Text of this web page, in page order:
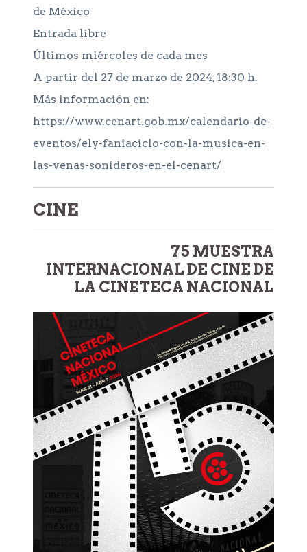
de México
Entrada libre
Últimos miércoles de cada mes
A partir del 27 de marzo de 2024, 18:30 h.
Más información en:
https://www.cenart.gob.mx/calendario-de-
eventos/ely-faniaciclo-con-la-musica-en-
las-venas-sonideros-en-el-cenart/
CINE
75 MUESTRA
INTERNACIONAL DE CINE DE
LA CINETECA NACIONAL